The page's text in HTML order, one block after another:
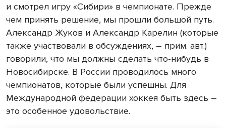
и смотрел игру «Сибири» в чемпионате. Прежде
чем принять решение, мы прошли большой путь.
Александр Жуков и Александр Карелин (которые
также участвовали в обсуждениях, – прим. авт.)
говорили, что мы должны сделать что-нибудь в
Новосибирске. В России проводилось много
чемпионатов, которые были успешны. Для
Международной федерации хоккея быть здесь –
это особенное удовольствие.